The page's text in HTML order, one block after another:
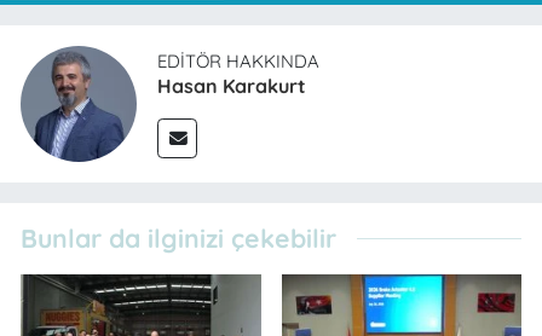
EDITÖR HAKKINDA
Hasan Karakurt
Bunlar da ilginizi çekebilir